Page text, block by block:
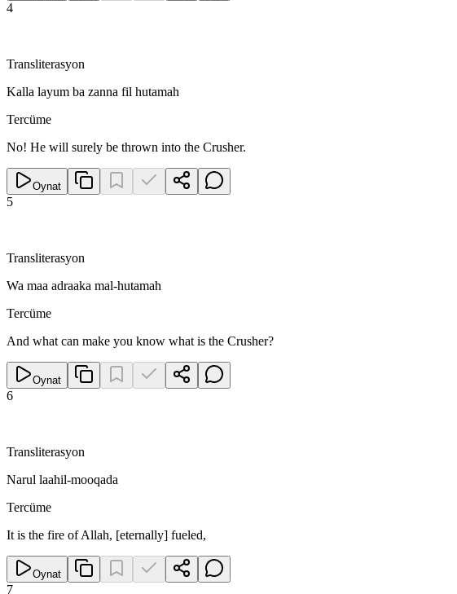
4
Transliterasyon
Kalla layum ba zanna fil hutamah
Tercüme
No! He will surely be thrown into the Crusher.
Oynat
5
Transliterasyon
Wa maa adraaka mal-hutamah
Tercüme
And what can make you know what is the Crusher?
Oynat
6
Transliterasyon
Narul laahil-mooqada
Tercüme
It is the fire of Allah, [eternally] fueled,
Oynat
7